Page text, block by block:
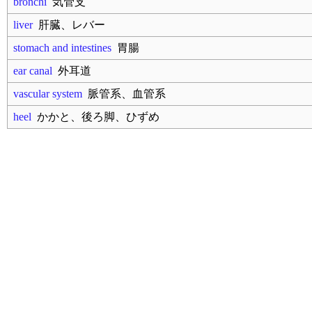
liver肝臓、レバー
stomach and intestines 胃腸
ear canal 外耳道
vascular system 脈管系、血管系
heel かかと、後ろ脚、ひずめ